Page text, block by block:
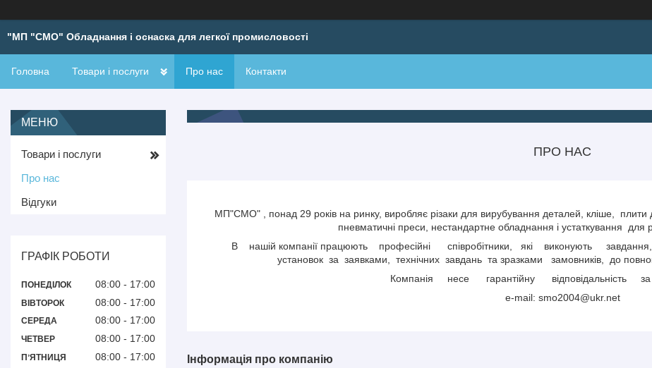
"МП "СМО" Обладнання і оснаска для легкої промисловості
Головна Товари і послуги Про нас Контакти
ПРО НАС
МП"СМО" , понад 29 років на ринку, виробляє різаки для вирубування деталей, кліше,
плити
пневматичні преси, нестандартне обладнання і устаткування
для
В
нашій компанії працюють професійні співробітники, які виконують завдання,
установок за заявками, технічних завдань та зразками замовників,
до
Компанія
несе гарантійну відповідальність
e-mail: smo2004@ukr.net
Інформація про компанію
Товари і послуги
Про нас
Відгуки
ГРАФІК РОБОТИ
ПОНЕДІЛОК 08:00 17:00
ВІВТОРОК 08:00 17:00
СЕРЕДА 08:00 17:00
ЧЕТВЕР 08:00 17:00
ПʼЯТНИЦЯ 08:00 17:00